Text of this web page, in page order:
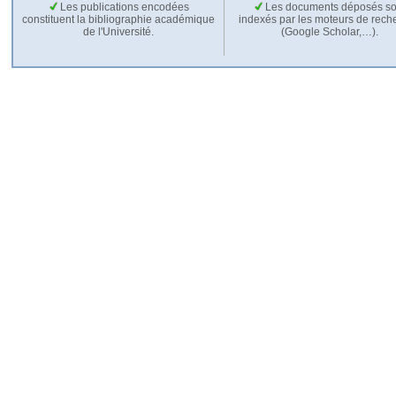
Les publications encodées
constituent la bibliographie académique
de l'Université.
Les documents déposés
indexés par les moteurs de
(Google Scholar,…).